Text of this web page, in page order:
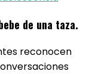
de una taza.
reconocen